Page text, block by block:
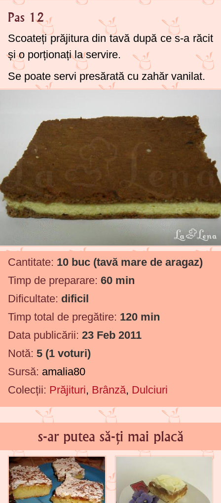
Pas 12
Scoateți prăjitura din tavă după ce s-a răcit
și o porționați la servire.
Se poate servi presărată cu zahăr vanilat.
Cantitate: 10 buc (tavă mare de aragaz)
Timp de preparare: 60 min
Dificultate: dificil
Timp total de pregătire: 120 min
Data publicării: 23 Feb 2011
Notă: 5 (1 voturi)
Sursă: amalia80
Colecții: Prăjituri, Brânză, Dulciuri
s-ar putea să-ți mai placă